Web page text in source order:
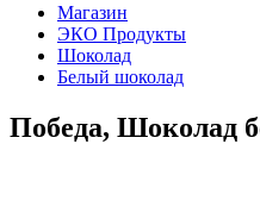
Магазин
ЭКО Продукты
Шоколад
Белый шоколад
Победа, Шоколад